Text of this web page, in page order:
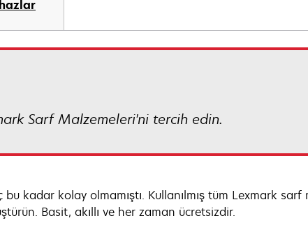
Sarf Malzemeleri'ni tercih edin.
kadar kolay olmamıştı. Kullanılmış tüm Lexmark sarf
Basit, akıllı ve her zaman ücretsizdir.